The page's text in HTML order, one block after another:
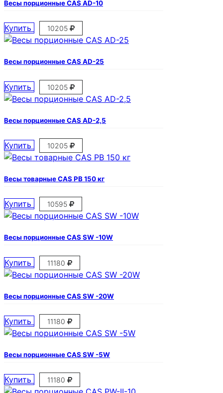
Весы порционные CAS AD-10
Купить 10205
Весы порционные CAS AD-25
Купить 10205
Весы порционные CAS AD-2,5
Купить 10205
Весы товарные CAS PB 150 кг
Купить 10595
Весы порционные CAS SW -10W
Купить 11180
Весы порционные CAS SW -20W
Купить 11180
Весы порционные CAS SW -5W
Купить 11180